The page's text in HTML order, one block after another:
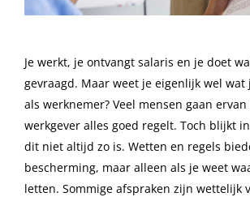
Je werkt, je ontvangt salaris en je doet
gevraagd. Maar weet je eigenlijk wel
als werknemer? Veel mensen gaan
werkgever alles goed regelt. Toch blijkt
dit niet altijd zo is. Wetten en regels
bescherming, maar alleen als je weet
letten. Sommige afspraken zijn wettelijk